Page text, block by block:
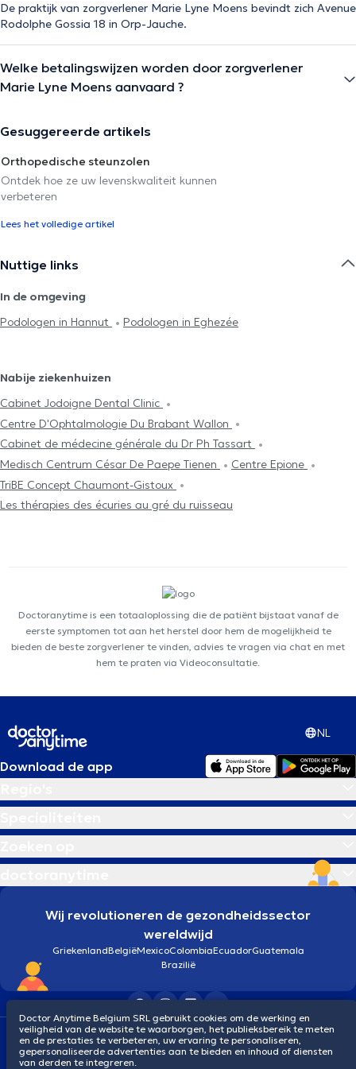
De praktijk van zorgverlener Marie Lyne Moens bevindt zich Avenue
Rodolphe Gossia 18 in Orp-Jauche.
Welke betalingswijzen worden door zorgverlener
Marie Lyne Moens aanvaard ?
Gesuggereerde artikels
Orthopedische steunzolen
Ontdek hoe ze uw levenskwaliteit kunnen
verbeteren
Lees het volledige artikel
Nuttige links
In de omgeving
Podologen in Hannut
Podologen in Eghezée
Nabije ziekenhuizen
Cabinet Jodoigne Dental Clinic
Centre D'Ophtalmologie Du Brabant Wallon
Cabinet de médecine générale du Dr Ph Tassart
Medisch Centrum César De Paepe Tienen
Centre Epione
TriBE Concept Chaumont-Gistoux
Les thérapies des écuries au gré du ruisseau
Doctoranytime is een totaaloplossing die de patiënt bijstaat vanaf de
eerste symptomen tot aan het herstel door hem de mogelijkheid te
bieden de beste zorgverlener te vinden, advies te vragen via chat en met
hem te praten via Videoconsultatie.
NL
Download de app
Wij revolutioneren de gezondheidssector
wereldwijd
GriekenlandBelgiëMexicoColombiaEcuadorGuatemala
Brazilië
Algemene voorwaarden CookiesPrivacybeleid
© 2026 doctoranytime
Doctor Anytime Belgium SRL gebruikt cookies om de werking en
veiligheid van de website te waarborgen, het publieksbereik te meten
en de prestaties te verbeteren, uw ervaring te personaliseren,
gepersonaliseerde advertenties aan te bieden en inhoud of diensten
van derden te integreren.